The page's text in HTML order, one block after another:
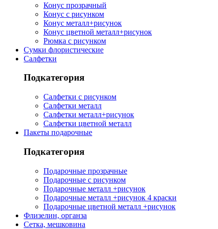
Конус прозрачный
Конус с рисунком
Конус металл+рисунок
Конус цветной металл+рисунок
Рюмка с рисунком
Сумки флористические
Салфетки
Подкатегория
Салфетки с рисунком
Салфетки металл
Салфетки металл+рисунок
Салфетки цветной металл
Пакеты подарочные
Подкатегория
Подарочные прозрачные
Подарочные с рисунком
Подарочные металл +рисунок
Подарочные металл +рисунок 4 краски
Подарочные цветной металл +рисунок
Флизелин, органза
Сетка, мешковина